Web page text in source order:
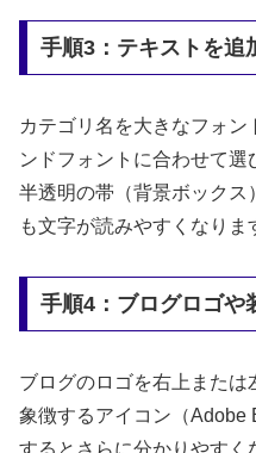
手順3：テキストを追
カテゴリ名を大きなフォ
ンドフォントに合わせて
半透明の帯（背景ボック
も文字が読みやすくなりま
手順4：ブログロゴや
ブログのロゴを右上また
象徴するアイコン（Adobe